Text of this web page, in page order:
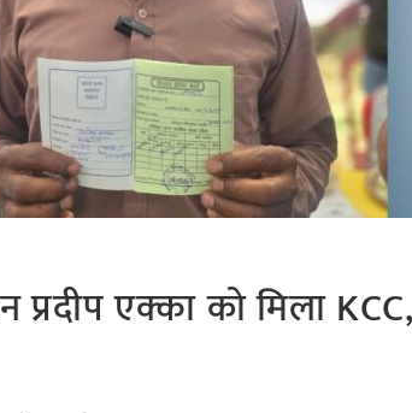
एक्का को मिला